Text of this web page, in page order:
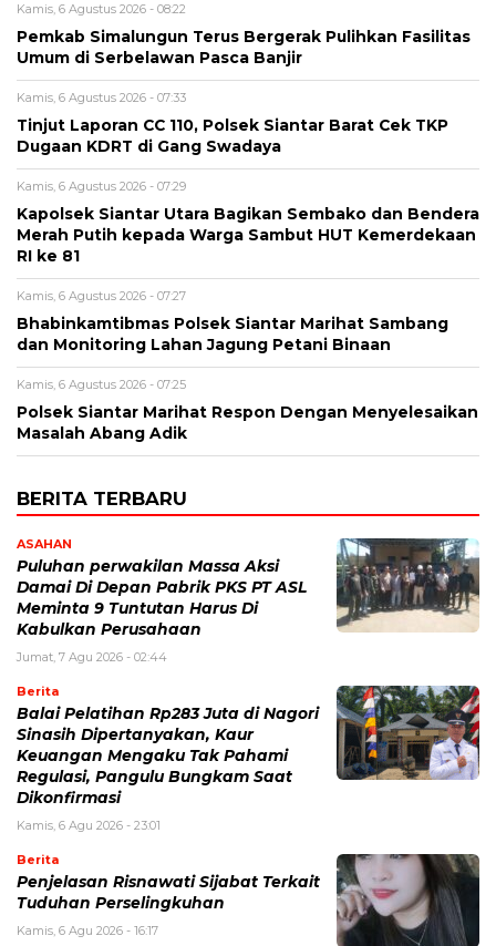
Kamis, 6 Agustus 2026 - 08:22
Pemkab Simalungun Terus Bergerak Pulihkan Fasilitas
Umum di Serbelawan Pasca Banjir
Kamis, 6 Agustus 2026 - 07:33
Tinjut Laporan CC 110, Polsek Siantar Barat Cek TKP
Dugaan KDRT di Gang Swadaya
Kamis, 6 Agustus 2026 - 07:29
Kapolsek Siantar Utara Bagikan Sembako dan Bendera
Merah Putih kepada Warga Sambut HUT Kemerdekaan
RI ke 81
Kamis, 6 Agustus 2026 - 07:27
Bhabinkamtibmas Polsek Siantar Marihat Sambang
dan Monitoring Lahan Jagung Petani Binaan
Kamis, 6 Agustus 2026 - 07:25
Polsek Siantar Marihat Respon Dengan Menyelesaikan
Masalah Abang Adik
BERITA TERBARU
ASAHAN
Puluhan perwakilan Massa Aksi
Damai Di Depan Pabrik PKS PT ASL
Meminta 9 Tuntutan Harus Di
Kabulkan Perusahaan
Jumat, 7 Agu 2026 - 02:44
Berita
Balai Pelatihan Rp283 Juta di Nagori
Sinasih Dipertanyakan, Kaur
Keuangan Mengaku Tak Pahami
Regulasi, Pangulu Bungkam Saat
Dikonfirmasi
Kamis, 6 Agu 2026 - 23:01
Berita
Penjelasan Risnawati Sijabat Terkait
Tuduhan Perselingkuhan
Kamis, 6 Agu 2026 - 16:17